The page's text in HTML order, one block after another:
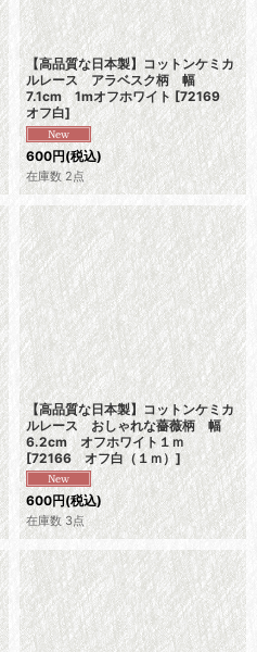
【高品質な日本製】コットンケミカ
ルレース アラベスク柄 幅
7.1cm 1mオフホワイト [72169
オフ白]
600円(税込)
在庫数 2点
【高品質な日本製】コットンケミカ
ルレース おしゃれな薔薇柄 幅
6.2cm オフホワイト１ｍ
[72166 オフ白（１ｍ）]
600円(税込)
在庫数 3点